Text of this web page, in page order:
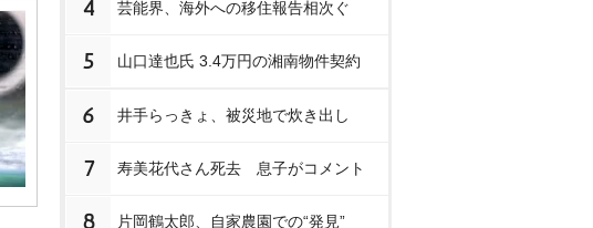
4 芸能界、海外への移住報告相次ぐ
5 山口達也氏 3.4万円の湘南物件契約
6 井手らっきょ、被災地で炊き出し
7 寿美花代さん死去 息子がコメント
8 片岡鶴太郎、自家農園での“発見”